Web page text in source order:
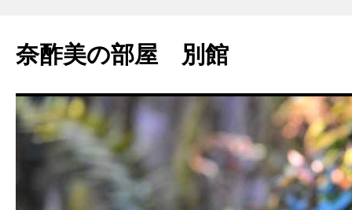
テ
ン
へ
ス
キ
ッ
奈酢美の部屋 別館